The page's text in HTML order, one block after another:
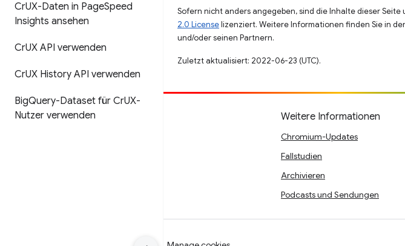
CrUX-Daten in PageSpeed
Insights ansehen
CrUX API verwenden
CrUX History API verwenden
BigQuery-Dataset für CrUX-
Nutzer verwenden
Sofern nicht anders angegeben, sind die Inhalte dieser Seite
2.0 Licenselizenziert. Weitere Informationen finden Sie in
und/oder seinen Partnern.
Zuletzt aktualisiert: 2022-06-23 (UTC).
Beitragen Weitere Informationen
Chromium-Updates
Fallstudien
Archivieren
Podcasts und Sendungen